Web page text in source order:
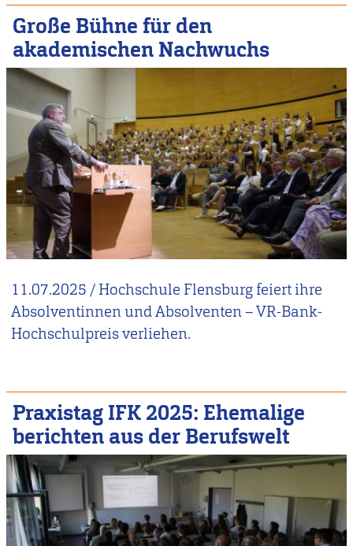
Große Bühne für den
akademischen Nachwuchs
11.07.2025 /Hochschule Flensburg feiert ihre
Absolventinnen und Absolventen – VR-Bank-
Hochschulpreis verliehen.
Praxistag IFK 2025: Ehemalige
berichten aus der Berufswelt